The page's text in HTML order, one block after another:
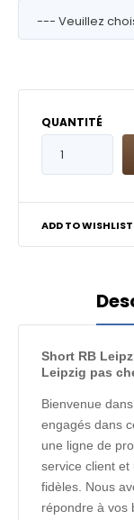
QUANTITÉ
ADD TO WISHLIST
Short RB
Leipzig pas
Bienvenue
engagés dans
une ligne de
service client
fidèles. Nous
répondre à vos